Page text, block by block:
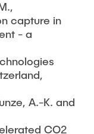
capture in
- a
A.-K. and
CO2